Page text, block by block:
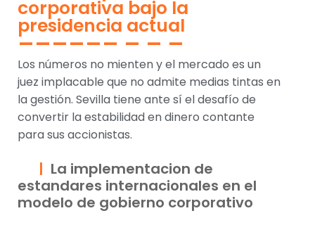
corporativa bajo la
presidencia actual
Los números no mienten y el mercado es un
juez implacable que no admite medias tintas en
la gestión. Sevilla tiene ante sí el desafío de
convertir la estabilidad en dinero contante
para sus accionistas.
La implementacion de
estandares internacionales en el
modelo de gobierno corporativo